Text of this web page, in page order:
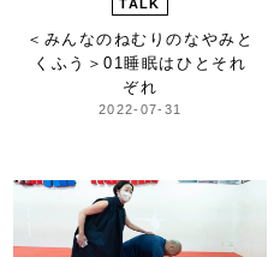
TALK
＜みんなのねむりのなやみと
くふう＞01睡眠はひとそれ
ぞれ
2022-07-31